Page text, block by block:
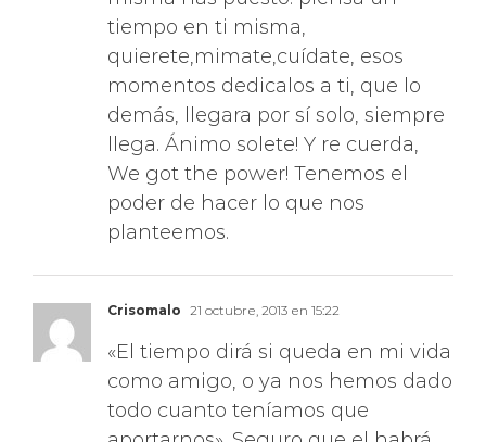
tiempo en ti misma,
quierete,mimate,cuídate, esos
momentos dedicalos a ti, que lo
demás, llegara por sí solo, siempre
llega. Ánimo solete! Y re cuerda,
We got the power! Tenemos el
poder de hacer lo que nos
planteemos.
«El tiempo dirá si queda en mi vida
como amigo, o ya nos hemos dado
todo cuanto teníamos que
aportarnos». Seguro que el habrá